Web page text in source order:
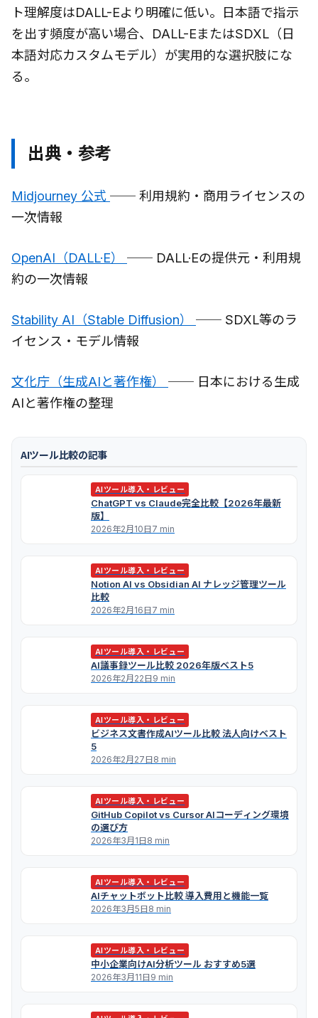
ト理解度はDALL-Eより明確に低い。日本語で指示
を出す頻度が高い場合、DALL-EまたはSDXL（日
本語対応カスタムモデル）が実用的な選択肢にな
る。
出典・参考
Midjourney 公式 ── 利用規約・商用ライセンスの
一次情報
OpenAI（DALL·E） ── DALL·Eの提供元・利用規
約の一次情報
Stability AI（Stable Diffusion） ── SDXL等のラ
イセンス・モデル情報
文化庁（生成AIと著作権） ── 日本における生成
AIと著作権の整理
AIツール比較の記事
AIツール導入・レビュー
ChatGPT vs Claude完全比較【2026年最新
版】
2026年2月10日7 min
AIツール導入・レビュー
Notion AI vs Obsidian AI ナレッジ管理ツール
比較
2026年2月16日7 min
AIツール導入・レビュー
AI議事録ツール比較 2026年版ベスト5
2026年2月22日9 min
AIツール導入・レビュー
ビジネス文書作成AIツール比較 法人向けベスト
5
2026年2月27日8 min
AIツール導入・レビュー
GitHub Copilot vs Cursor AIコーディング環境
の選び方
2026年3月1日8 min
AIツール導入・レビュー
AIチャットボット比較 導入費用と機能一覧
2026年3月5日8 min
AIツール導入・レビュー
中小企業向けAI分析ツール おすすめ5選
2026年3月11日9 min